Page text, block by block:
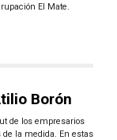
El Mate.
Borón
de los empresarios
de la medida. En estas